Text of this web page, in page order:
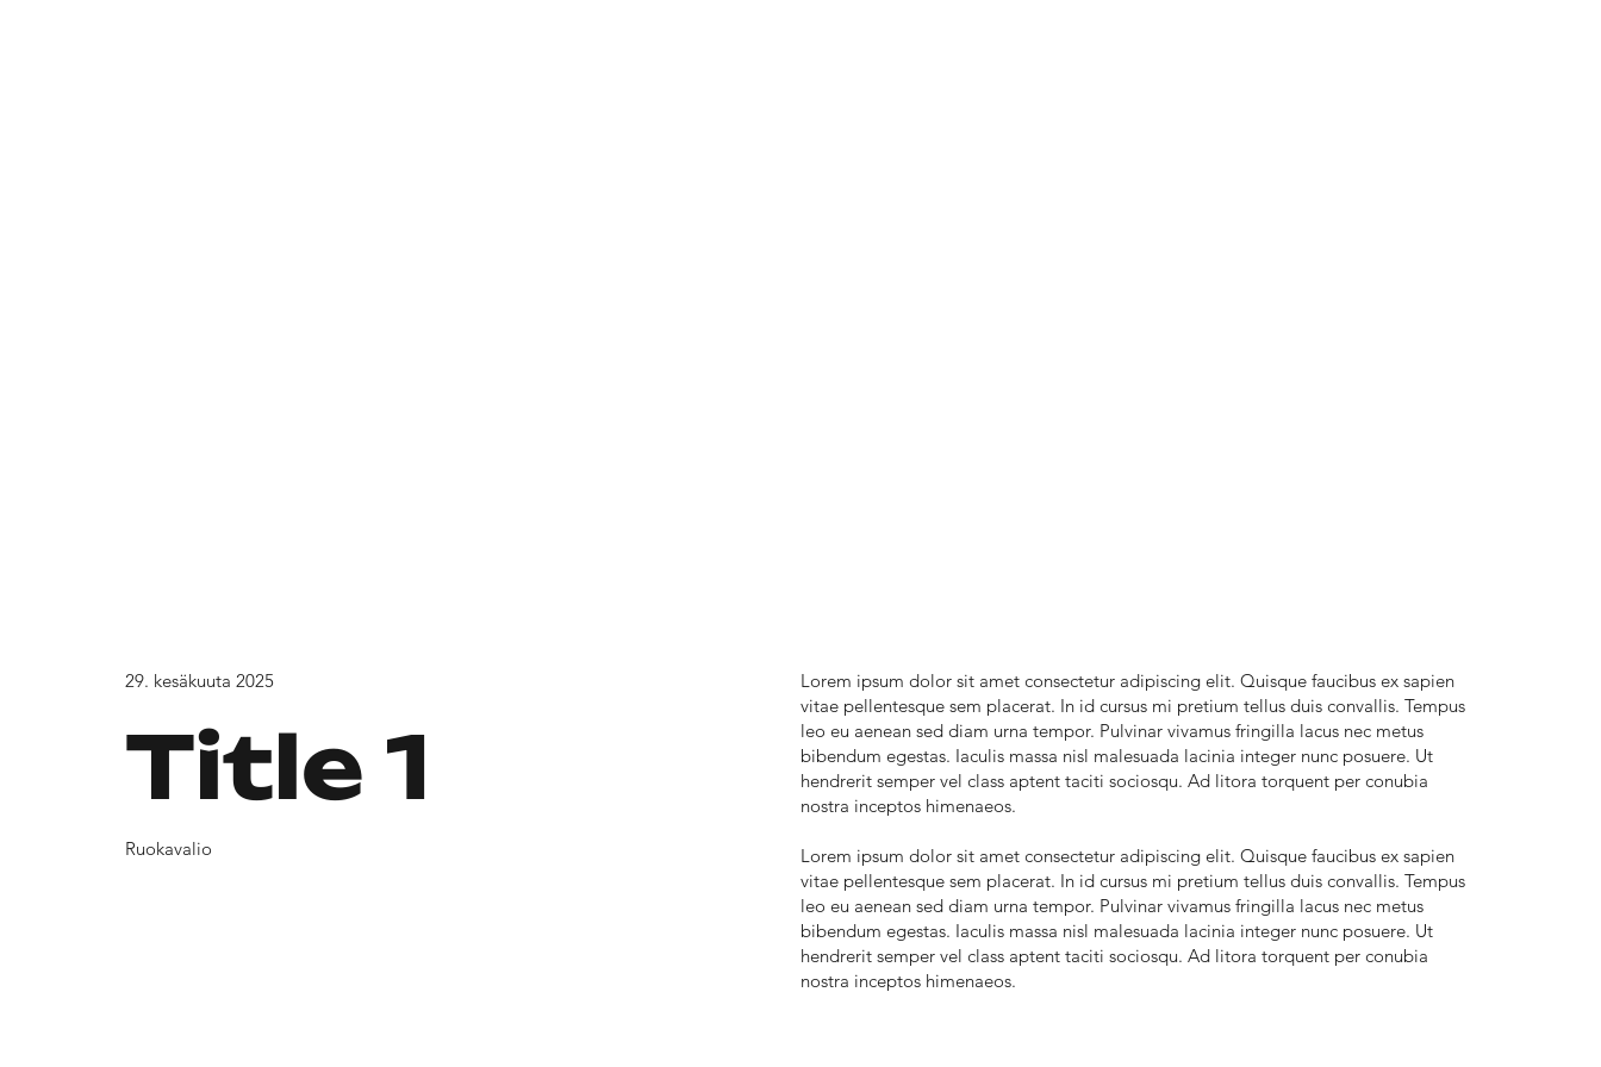
Ruokavalio
Title 1
29. kesäkuuta 2025
Lorem ipsum dolor sit amet consectetur adipiscing elit. Quisque faucibus ex sapien
vitae pellentesque sem placerat. In id cursus mi pretium tellus duis convallis. Tempus
leo eu aenean sed diam urna tempor. Pulvinar vivamus fringilla lacus nec metus
bibendum egestas. Iaculis massa nisl malesuada lacinia integer nunc posuere. Ut
hendrerit semper vel class aptent taciti sociosqu. Ad litora torquent per conubia
nostra inceptos himenaeos.
Lorem ipsum dolor sit amet consectetur adipiscing elit. Quisque faucibus ex sapien
vitae pellentesque sem placerat. In id cursus mi pretium tellus duis convallis. Tempus
leo eu aenean sed diam urna tempor. Pulvinar vivamus fringilla lacus nec metus
bibendum egestas. Iaculis massa nisl malesuada lacinia integer nunc posuere. Ut
hendrerit semper vel class aptent taciti sociosqu. Ad litora torquent per conubia
nostra inceptos himenaeos.